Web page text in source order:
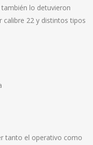
lo detuvieron
calibre 22 y distintos tipos
tanto el operativo como